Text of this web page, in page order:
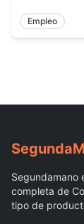
Empleo
Segunda
Segundamano
completa de
tipo de